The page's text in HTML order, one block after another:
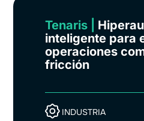
Tenaris
inteligente para
operaciones
fricción
INDUSTRIA